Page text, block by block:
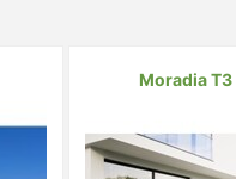
Moradia